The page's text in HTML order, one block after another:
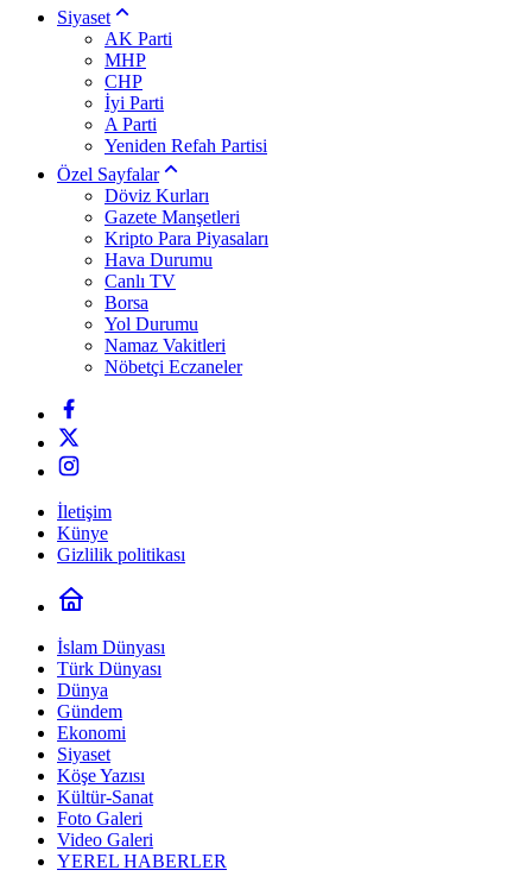
Siyaset
AK Parti
MHP
CHP
İyi Parti
A Parti
Yeniden Refah Partisi
Özel Sayfalar
Döviz Kurları
Gazete Manşetleri
Kripto Para Piyasaları
Hava Durumu
Canlı TV
Borsa
Yol Durumu
Namaz Vakitleri
Nöbetçi Eczaneler
İletişim
Künye
Gizlilik politikası
İslam Dünyası
Türk Dünyası
Dünya
Gündem
Ekonomi
Siyaset
Köşe Yazısı
Kültür-Sanat
Foto Galeri
Video Galeri
YEREL HABERLER